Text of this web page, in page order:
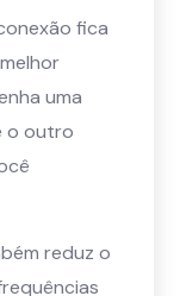
fica
uma
o outro
reduz o